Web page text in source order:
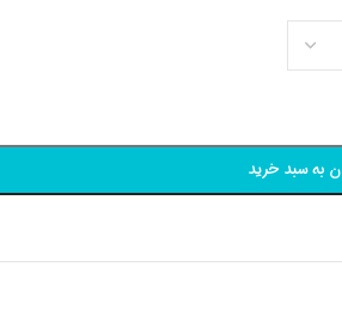
به سبد خرید